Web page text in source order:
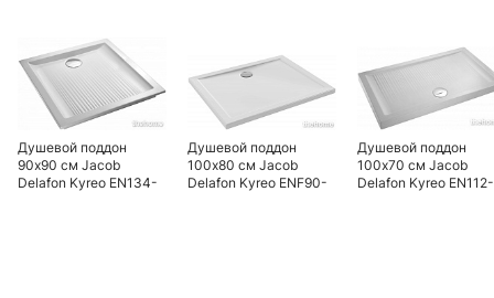
Душевой поддон
90x90 см Jacob
Delafon Kyreo EN134-
Душевой поддон
100х80 см Jacob
Delafon Kyreo ENF90-
Душевой поддон
100x70 см Jacob
Delafon Kyreo EN112-